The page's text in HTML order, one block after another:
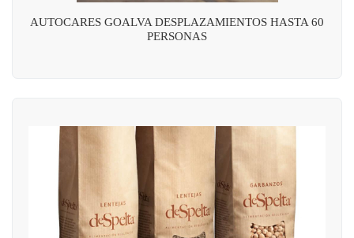
AUTOCARES GOALVA DESPLAZAMIENTOS HASTA 60
PERSONAS